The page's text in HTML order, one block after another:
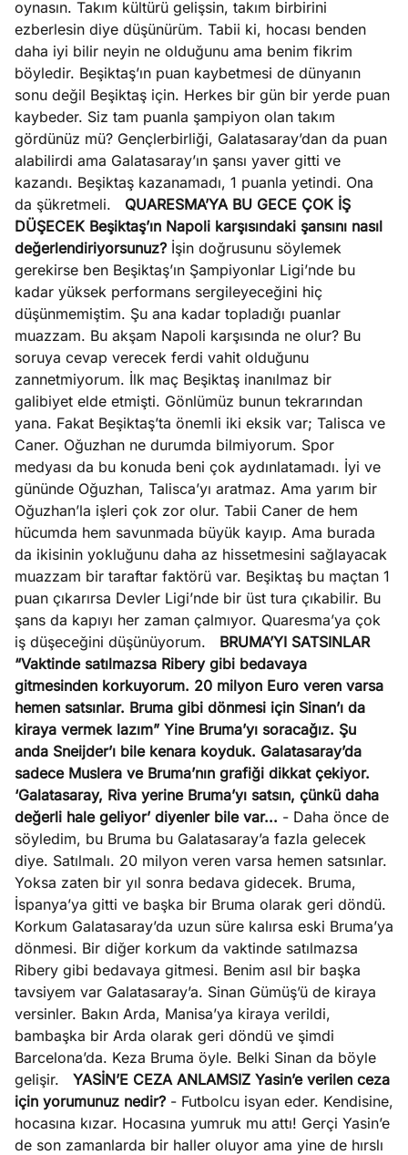
oynasın. Takım kültürü gelişsin, takım birbirini
ezberlesin diye düşünürüm. Tabii ki, hocası benden
daha iyi bilir neyin ne olduğunu ama benim fikrim
böyledir. Beşiktaş’ın puan kaybetmesi de dünyanın
sonu değil Beşiktaş için. Herkes bir gün bir yerde puan
kaybeder. Siz tam puanla şampiyon olan takım
gördünüz mü? Gençlerbirliği, Galatasaray’dan da puan
alabilirdi ama Galatasaray’ın şansı yaver gitti ve
kazandı. Beşiktaş kazanamadı, 1 puanla yetindi. Ona
da şükretmeli. QUARESMA’YA BU GECE ÇOK İŞ
DÜŞECEK Beşiktaş’ın Napoli karşısındaki şansını nasıl
değerlendiriyorsunuz? İşin doğrusunu söylemek
gerekirse ben Beşiktaş’ın Şampiyonlar Ligi’nde bu
kadar yüksek performans sergileyeceğini hiç
düşünmemiştim. Şu ana kadar topladığı puanlar
muazzam. Bu akşam Napoli karşısında ne olur? Bu
soruya cevap verecek ferdi vahit olduğunu
zannetmiyorum. İlk maç Beşiktaş inanılmaz bir
galibiyet elde etmişti. Gönlümüz bunun tekrarından
yana. Fakat Beşiktaş’ta önemli iki eksik var; Talisca ve
Caner. Oğuzhan ne durumda bilmiyorum. Spor
medyası da bu konuda beni çok aydınlatamadı. İyi ve
gününde Oğuzhan, Talisca’yı aratmaz. Ama yarım bir
Oğuzhan’la işleri çok zor olur. Tabii Caner de hem
hücumda hem savunmada büyük kayıp. Ama burada
da ikisinin yokluğunu daha az hissetmesini sağlayacak
muazzam bir taraftar faktörü var. Beşiktaş bu maçtan 1
puan çıkarırsa Devler Ligi’nde bir üst tura çıkabilir. Bu
şans da kapıyı her zaman çalmıyor. Quaresma’ya çok
iş düşeceğini düşünüyorum. BRUMA’YI SATSINLAR
“Vaktinde satılmazsa Ribery gibi bedavaya
gitmesinden korkuyorum. 20 milyon Euro veren varsa
hemen satsınlar. Bruma gibi dönmesi için Sinan’ı da
kiraya vermek lazım” Yine Bruma’yı soracağız. Şu
anda Sneijder’ı bile kenara koyduk. Galatasaray’da
sadece Muslera ve Bruma’nın grafiği dikkat çekiyor.
‘Galatasaray, Riva yerine Bruma’yı satsın, çünkü daha
değerli hale geliyor’ diyenler bile var... - Daha önce de
söyledim, bu Bruma bu Galatasaray’a fazla gelecek
diye. Satılmalı. 20 milyon veren varsa hemen satsınlar.
Yoksa zaten bir yıl sonra bedava gidecek. Bruma,
İspanya’ya gitti ve başka bir Bruma olarak geri döndü.
Korkum Galatasaray’da uzun süre kalırsa eski Bruma’ya
dönmesi. Bir diğer korkum da vaktinde satılmazsa
Ribery gibi bedavaya gitmesi. Benim asıl bir başka
tavsiyem var Galatasaray’a. Sinan Gümüş’ü de kiraya
versinler. Bakın Arda, Manisa’ya kiraya verildi,
bambaşka bir Arda olarak geri döndü ve şimdi
Barcelona’da. Keza Bruma öyle. Belki Sinan da böyle
gelişir. YASİN’E CEZA ANLAMSIZ Yasin’e verilen ceza
için yorumunuz nedir? - Futbolcu isyan eder. Kendisine,
hocasına kızar. Hocasına yumruk mu attı! Gerçi Yasin’e
de son zamanlarda bir haller oluyor ama yine de hırslı